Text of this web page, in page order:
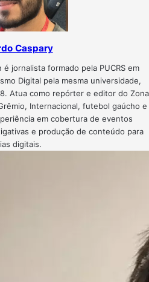
Caspary
jornalista formado pela PUCRS em
Digital pela mesma universidade,
Atua como repórter e editor do Zona
Internacional, futebol gaúcho e
em cobertura de eventos
e produção de conteúdo para
digitais.